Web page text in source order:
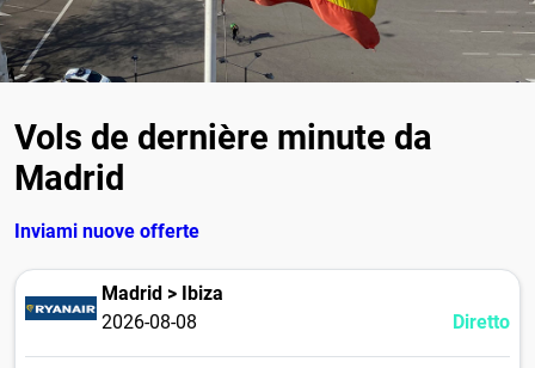
Vols de dernière minute da
Madrid
Inviami nuove offerte
Madrid > Ibiza
2026-08-08
Diretto